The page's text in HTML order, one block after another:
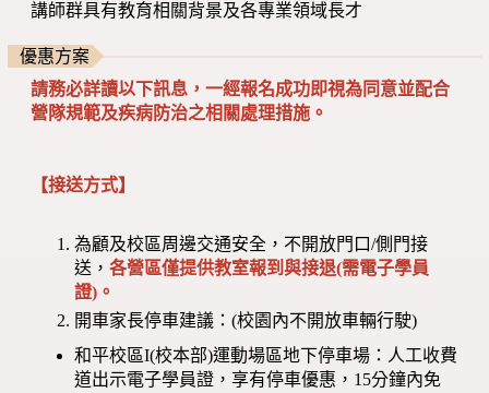
講師群具有教育相關背景及各專業領域長才
優惠方案
請務必詳讀以下訊息，一經報名成功即視為同意並配合
營隊規範及疾病防治之相關處理措施。
【接送方式】
為顧及校區周邊交通安全，不開放門口/側門接
送，各營區僅提供教室報到與接退(需電子學員
證)。
開車家長停車建議：(校園內不開放車輛行駛)
和平校區I(校本部)運動場區地下停車場：人工收費
道出示電子學員證，享有停車優惠，15分鐘內免